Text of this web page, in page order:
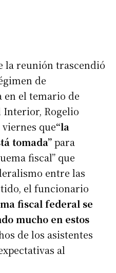
la reunión trascendió
de
el temario de
Interior, Rogelio
que“la
tomada”para
fiscal” que
entre las
el funcionario
fiscal federal se
mucho en estos
de los asistentes
al